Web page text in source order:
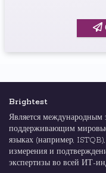
Brightest
Является международным
поддерживающим
языках (например,
измерения и
экспертизы во всей ИТ-